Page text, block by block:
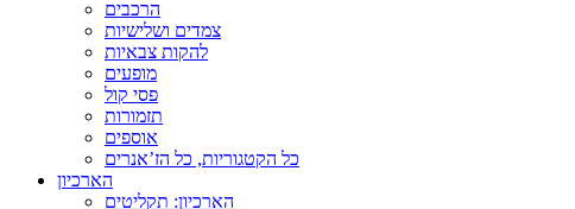
הרכבים
צמדים ושלישיות
להקות צבאיות
מופעים
פסי קול
תזמורות
אוספים
כל הקטגוריות, כל הז’אנרים
הארכיון
הארכיון: תקליטים